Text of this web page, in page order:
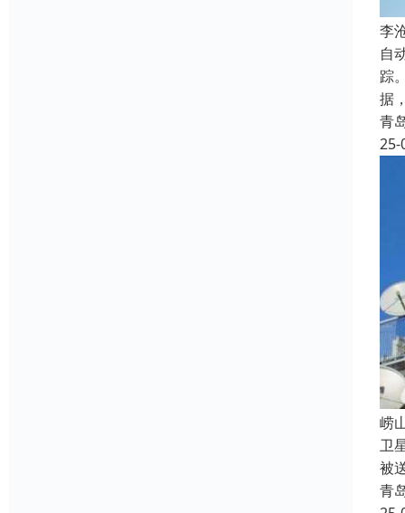
李
自
踪
据
青
25-
崂
卫
被
青